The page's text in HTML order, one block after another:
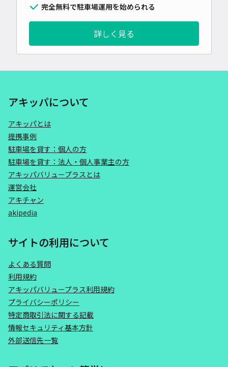
完全無料で駐車場運用を始められる
詳しく見る
アキッパについて
アキッパとは
提携事例
駐車場を貸す：個人の方
駐車場を貸す：法人・個人事業主の方
アキッパバリュープラスとは
運営会社
アキチャン
akipedia
サイトの利用について
よくある質問
利用規約
アキッパバリュープラス利用規約
プライバシーポリシー
特定商取引法に関する記載
情報セキュリティ基本方針
外部送信先一覧